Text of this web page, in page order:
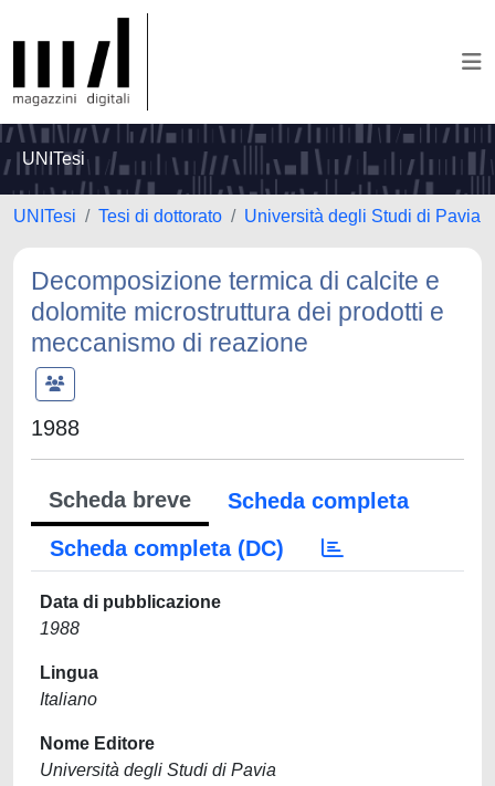
UNITesi
UNITesi Tesi di dottorato Università degli Studi di Pavia
Decomposizione termica di calcite e
dolomite microstruttura dei prodotti e
meccanismo di reazione
1988
Scheda breve
Scheda completa
Scheda completa (DC)
Data di pubblicazione
1988
Lingua
Italiano
Nome Editore
Università degli Studi di Pavia